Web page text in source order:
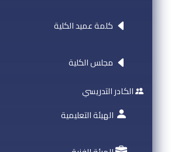
كلمة عميد الكلية
مجلس الكلية
الكادر التدريسي
الهيئة التعليمية